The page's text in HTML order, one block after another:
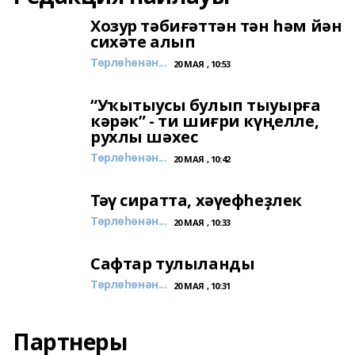
Хозур тәбиғәттән тән һәм йән
сихәте алып
Төрлөһөнән... 20 МАЯ , 10:53
“Уҡытыусы булып тыуырға
кәрәк” - ти шиғри күңелле,
рухлы шәхес
Төрлөһөнән... 20 МАЯ , 10:42
Тәү сиратта, хәүефһеҙлек
Төрлөһөнән... 20 МАЯ , 10:33
Сафтар тулыланды
Төрлөһөнән... 20 МАЯ , 10:31
Партнеры